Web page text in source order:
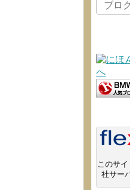
このサ
社サー